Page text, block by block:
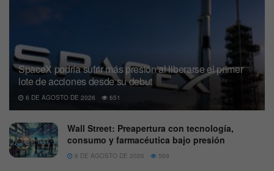
SpaceX podría sufrir más presión al liberarse el primer
lote de acciones desde su debut
6 DE AGOSTO DE 2026 651
Wall Street: Preapertura con tecnología,
consumo y farmacéutica bajo presión
6 DE AGOSTO DE 2026 569